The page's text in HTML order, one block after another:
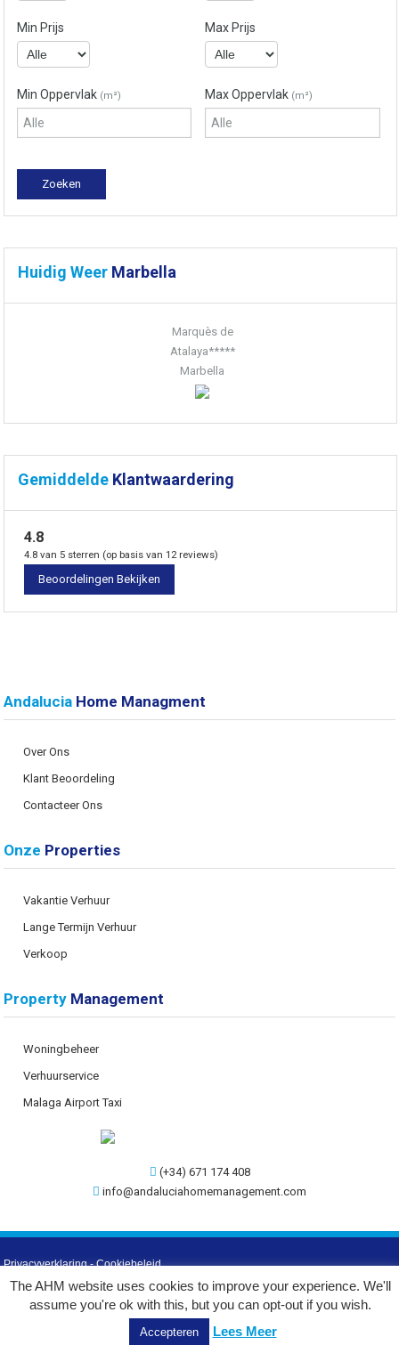
Min Prijs Max Prijs
Min Oppervlak (m²) Max Oppervlak (m²)
Huidig Weer Marbella
Marquès de
Atalaya*****
Marbella
Gemiddelde Klantwaardering
4.8
4.8 van 5 sterren (op basis van 12 reviews)
Beoordelingen Bekijken
Andalucia Home Managment
Over Ons
Klant Beoordeling
Contacteer Ons
Onze Properties
Vakantie Verhuur
Lange Termijn Verhuur
Verkoop
Property Management
Woningbeheer
Verhuurservice
Malaga Airport Taxi
(+34) 671 174 408
info@andaluciahomemanagement.com
Privacyverklaring-Cookiebeleid
©2026 AHM
The AHM website uses cookies to improve your experience. We'll
assume you're ok with this, but you can opt-out if you wish.
Accepteren Lees Meer